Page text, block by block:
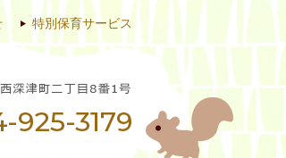
特別保育サービス